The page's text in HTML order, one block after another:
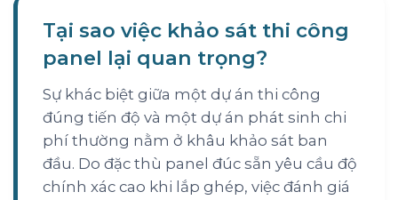
Tại sao việc khảo sát thi công
panel lại quan trọng?
Sự khác biệt giữa một dự án thi công
đúng tiến độ và một dự án phát sinh chi
phí thường nằm ở khâu khảo sát ban
đầu. Do đặc thù panel đúc sẵn yêu cầu độ
chính xác cao khi lắp ghép, việc đánh giá